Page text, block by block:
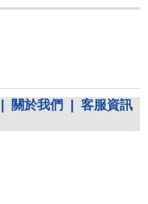
關於我們
客服資訊